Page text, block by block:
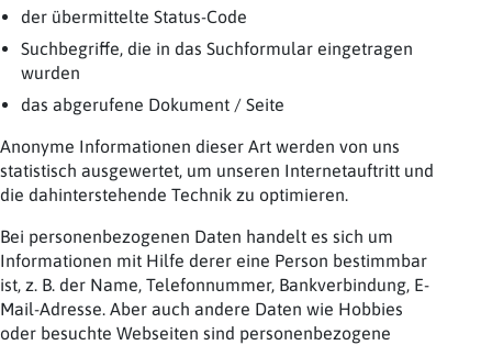
der übermittelte Status-Code
Suchbegriffe, die in das Suchformular eingetragen
wurden
das abgerufene Dokument / Seite
Anonyme Informationen dieser Art werden von uns
statistisch ausgewertet, um unseren Internetauftritt und
die dahinterstehende Technik zu optimieren.
Bei personenbezogenen Daten handelt es sich um
Informationen mit Hilfe derer eine Person bestimmbar
ist, z. B. der Name, Telefonnummer, Bankverbindung, E-
Mail-Adresse. Aber auch andere Daten wie Hobbies
oder besuchte Webseiten sind personenbezogene